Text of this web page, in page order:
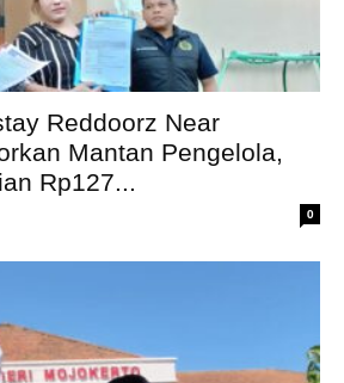
Reddoorz Near
Mantan Pengelola,
Rp127...
0